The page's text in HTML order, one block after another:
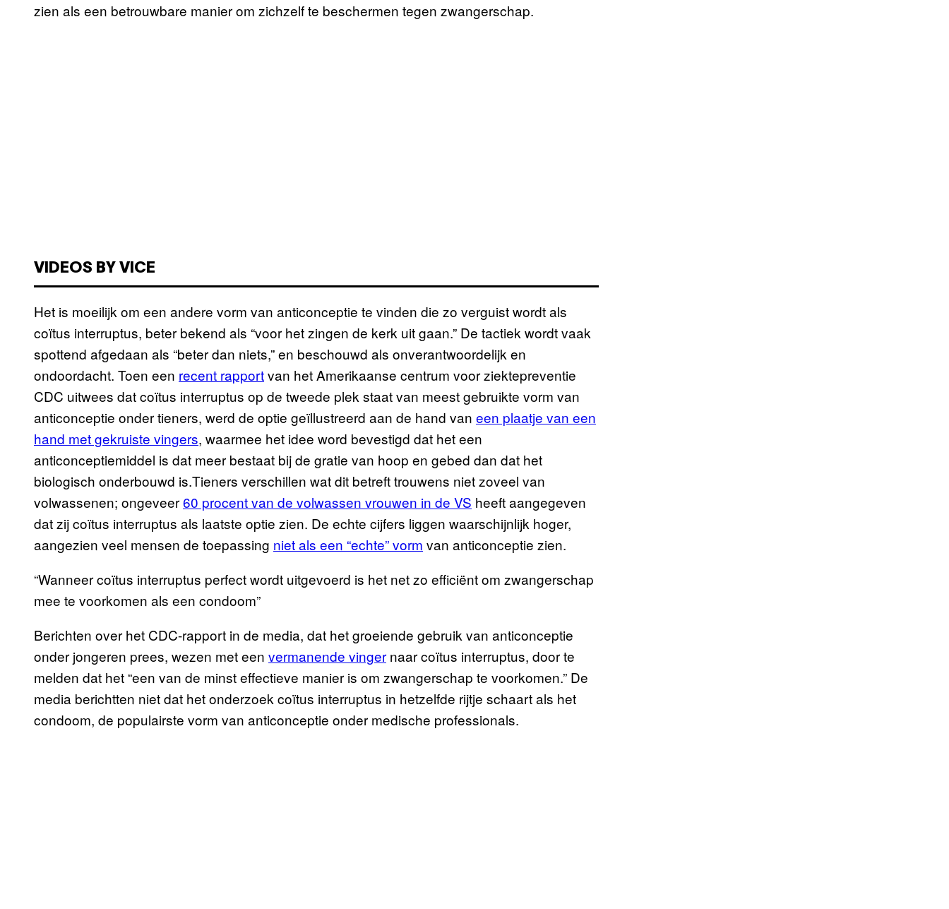
zien als een betrouwbare manier om zichzelf te beschermen tegen zwangerschap.
VIDEOS BY VICE
Het is moeilijk om een andere vorm van anticonceptie te vinden die zo verguist wordt als
coïtus interruptus, beter bekend als “voor het zingen de kerk uit gaan.” De tactiek wordt vaak
spottend afgedaan als “beter dan niets,” en beschouwd als onverantwoordelijk en
ondoordacht. Toen een recent rapportvan het Amerikaanse centrum voor ziektepreventie
CDC uitwees dat coïtus interruptus op de tweede plek staat van meest gebruikte vorm van
anticonceptie onder tieners, werd de optie geïllustreerd aan de hand van een plaatje van een
hand met gekruiste vingers, waarmee het idee word bevestigd dat het een
anticonceptiemiddel is dat meer bestaat bij de gratie van hoop en gebed dan dat het
biologisch onderbouwd is.Tieners verschillen wat dit betreft trouwens niet zoveel van
volwassenen; ongeveer60 procent van de volwassen vrouwen in de VS heeft aangegeven
dat zij coïtus interruptus als laatste optie zien. De echte cijfers liggen waarschijnlijk hoger,
aangezien veel mensen de toepassing niet als een “echte” vorm van anticonceptie zien.
“Wanneer coïtus interruptus perfect wordt uitgevoerd is het net zo efficiënt om zwangerschap
mee te voorkomen als een condoom”
Berichten over het CDC-rapport in de media, dat het groeiende gebruik van anticonceptie
onder jongeren prees, wezen met een vermanende vinger naar coïtus interruptus, door te
melden dat het “een van de minst effectieve manier is om zwangerschap te voorkomen.” De
media berichtten niet dat het onderzoek coïtus interruptus in hetzelfde rijtje schaart als het
condoom, de populairste vorm van anticonceptie onder medische professionals.